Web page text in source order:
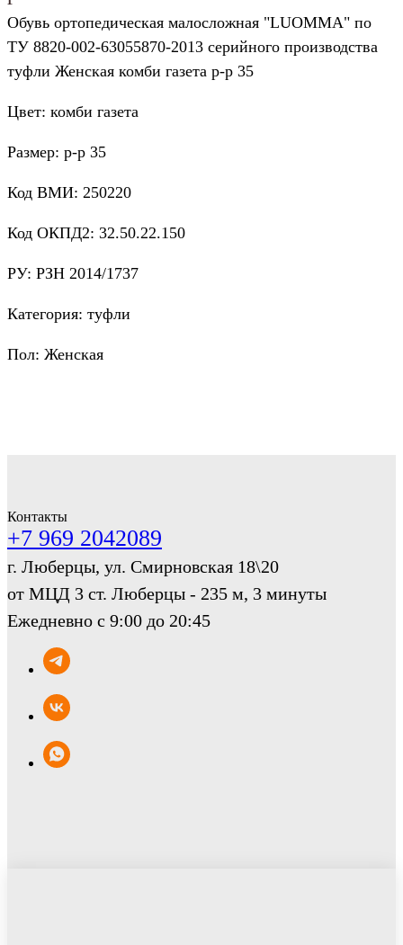
Обувь ортопедическая малосложная "LUOMMA" по
ТУ 8820-002-63055870-2013 серийного производства
туфли Женская комби газета р-р 35
Цвет: комби газета
Размер: р-р 35
Код ВМИ: 250220
Код ОКПД2: 32.50.22.150
РУ: РЗН 2014/1737
Категория: туфли
Пол: Женская
Контакты
+7 969 2042089
г. Люберцы, ул. Смирновская 18\20
от МЦД 3 ст. Люберцы - 235 м, 3 минуты
Ежедневно с 9:00 до 20:45